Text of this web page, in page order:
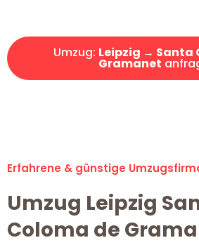
Umzug: Leipzig → Santa
Gramanet
Erfahrene & günstige
Umzug Leipzig
Coloma de